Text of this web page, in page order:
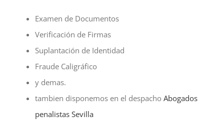
Examen de Documentos
Verificación de Firmas
Suplantación de Identidad
Fraude Caligráfico
y demas.
tambien disponemos en el despacho Abogados
penalistas Sevilla